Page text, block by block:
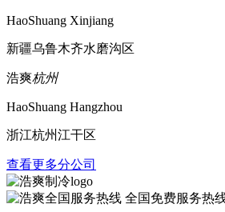
HaoShuang Xinjiang
新疆乌鲁木齐水磨沟区
浩爽杭州
HaoShuang Hangzhou
浙江杭州江干区
查看更多分公司
全国免费服务热线